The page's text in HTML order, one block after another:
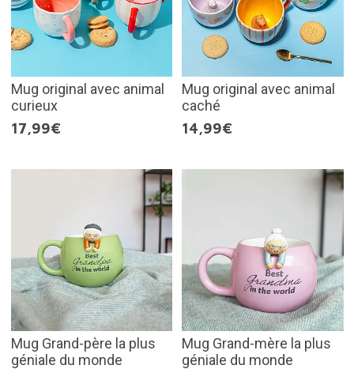
Mug original avec animal
curieux
17,99€
Mug original avec animal
caché
14,99€
Mug Grand-père la plus
géniale du monde
Mug Grand-mère la plus
géniale du monde